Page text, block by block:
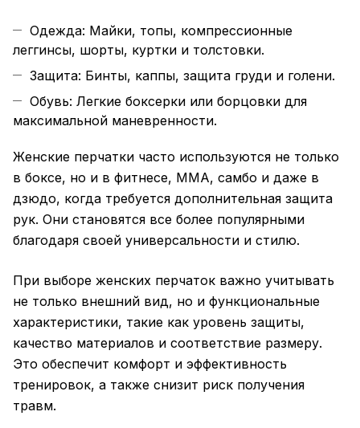
Одежда: Майки, топы, компрессионные
леггинсы, шорты, куртки и толстовки.
Защита: Бинты, каппы, защита груди и голени.
Обувь: Легкие боксерки или борцовки для
максимальной маневренности.
Женские перчатки часто используются не только
в боксе, но и в фитнесе, MMA, самбо и даже в
дзюдо, когда требуется дополнительная защита
рук. Они становятся все более популярными
благодаря своей универсальности и стилю.
При выборе женских перчаток важно учитывать
не только внешний вид, но и функциональные
характеристики, такие как уровень защиты,
качество материалов и соответствие размеру.
Это обеспечит комфорт и эффективность
тренировок, а также снизит риск получения
травм.